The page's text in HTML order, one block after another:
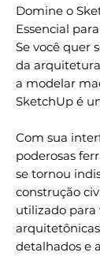
Domine o
Essencial
Se você quer
da
a modelar
SketchUp é
Com sua
poderosas
se tornou
construção
utilizado para
detalhados e